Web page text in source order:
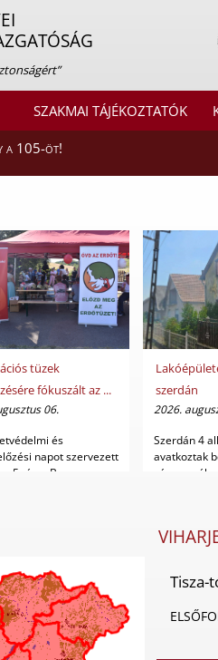
SZAKMAI TÁJÉKOZTATÓK
a 105-öt!
tüzek
fókuszált az ...
06.
és
napot szervezett
5.-én a B...
szerdán
2026.
Szerdán 4
avatkoztak
Tisza-